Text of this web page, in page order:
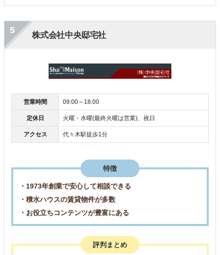
株式会社中央邸宅社
5
営業時間 09:00～18:00
定休日 火曜・水曜(最終火曜は営業)、祝日
アクセス 代々木駅徒歩1分
特徴
・1973年創業で安心して相談できる
・積水ハウスの賃貸物件が多数
・お役立ちコンテンツが豊富にある
評判まとめ